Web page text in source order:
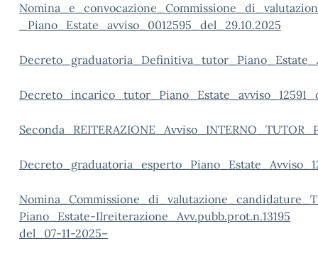
_Piano_Estate_avviso_0012595_del_29.10.2025
Piano_Estate-IIreiterazione_Avv.pubb.prot.n.13195
del_07-11-2025–